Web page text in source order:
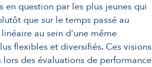
question par les plus jeunes qui
que sur le temps passé au
au sein d'une même
flexibles et diversifiés. Ces visions
des évaluations de performance